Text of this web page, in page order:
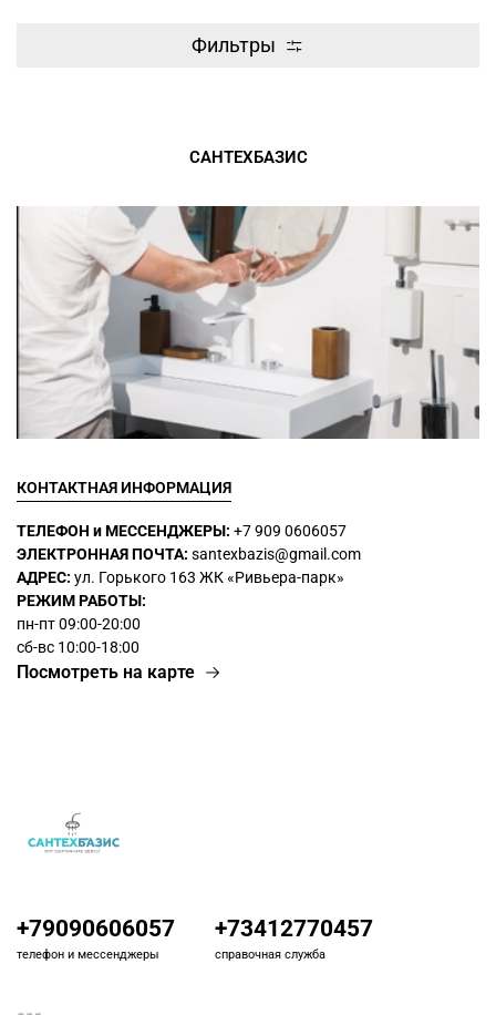
Фильтры
САНТЕХБАЗИС
КОНТАКТНАЯ ИНФОРМАЦИЯ
ТЕЛЕФОН и МЕССЕНДЖЕРЫ: +7 909 0606057
ЭЛЕКТРОННАЯ ПОЧТА: santexbazis@gmail.com
АДРЕС: ул. Горького 163 ЖК«Ривьера-парк»
РЕЖИМ РАБОТЫ:
пн-пт 09:00-20:00
сб-вс 10:00-18:00
Посмотреть на карте
+79090606057
телефон и мессенджеры
+73412770457
справочная служба